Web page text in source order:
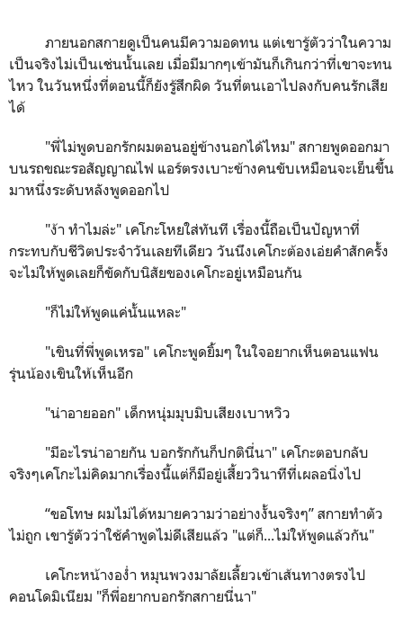
ภายนอกสกายดูเป็นคนมีความอดทน แต่เขารู้ตัวว่าในความ
เป็นจริงไม่เป็นเช่นนั้นเลย เมื่อมีมากๆเข้ามันก็เกินกว่าที่เขาจะทน
ไหว ในวันหนึ่งที่ตอนนี้ก็ยังรู้สึกผิด วันที่ตนเอาไปลงกับคนรักเสีย
ได้
"พี่ไม่พูดบอกรักผมตอนอยู่ข้างนอกได้ไหม" สกายพูดออกมา
บนรถขณะรอสัญญาณไฟ แอร์ตรงเบาะข้างคนขับเหมือนจะเย็นขึ้น
มาหนึ่งระดับหลังพูดออกไป
"ง้า ทำไมล่ะ" เคโกะโหยใส่ทันที เรื่องนี้ถือเป็นปัญหาที่
กระทบกับชีวิตประจำวันเลยทีเดียว วันนึงเคโกะต้องเอ่ยคำสักครั้ง
จะไม่ให้พูดเลยก็ขัดกับนิสัยของเคโกะอยู่เหมือนกัน
"ก็ไม่ให้พูดแค่นั้นแหละ"
"เขินที่พี่พูดเหรอ" เคโกะพูดยิ้มๆ ในใจอยากเห็นตอนแฟน
รุ่นน้องเขินให้เห็นอีก
"น่าอายออก" เด็กหนุ่มมุบมิบเสียงเบาหวิว
"มีอะไรน่าอายกัน บอกรักกันก็ปกตินี่นา" เคโกะตอบกลับ
จริงๆเคโกะไม่คิดมากเรื่องนี้แต่ก็มีอยู่เสี้ยววินาทีที่เผลอนิ่งไป
“ขอโทษ ผมไม่ได้หมายความว่าอย่างงั้นจริงๆ” สกายทำตัว
ไม่ถูก เขารู้ตัวว่าใช้คำพูดไม่ดีเสียแล้ว "แต่ก็...ไม่ให้พูดแล้วกัน"
เคโกะหน้างอง่ำ หมุนพวงมาลัยเลี้ยวเข้าเส้นทางตรงไป
คอนโดมิเนียม "ก็พี่อยากบอกรักสกายนี่นา"